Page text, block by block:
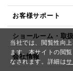
当社では、閲覧性向
ます。本サイトの閲
なされます。詳細は
お客様サポート
ショールーム・取
会社情報